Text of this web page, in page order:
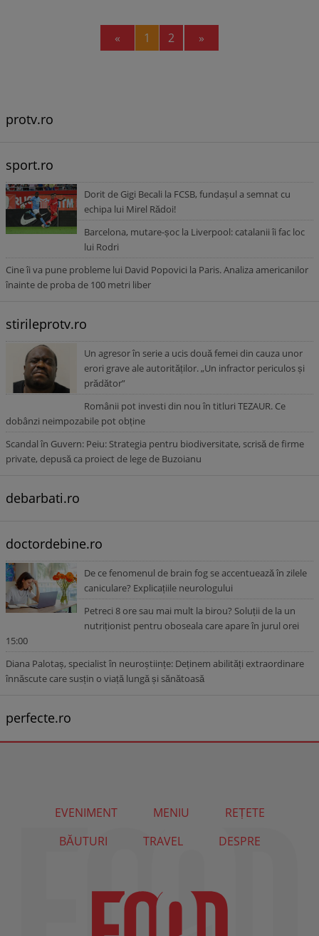
« Previous
1 2 »
protv.ro
sport.ro
Dorit de Gigi Becali la FCSB, fundașul a semnat cu
echipa lui Mirel Rădoi!
Barcelona, mutare-șoc la Liverpool: catalanii îi fac loc
lui Rodri
Cine îi va pune probleme lui David Popovici la Paris. Analiza americanilor
înainte de proba de 100 metri liber
stirileprotv.ro
Un agresor în serie a ucis două femei din cauza unor
erori grave ale autorităților. „Un infractor periculos și
prădător”
Românii pot investi din nou în titluri TEZAUR. Ce
dobânzi neimpozabile pot obține
Scandal în Guvern: Peiu: Strategia pentru biodiversitate, scrisă de firme
private, depusă ca proiect de lege de Buzoianu
debarbati.ro
doctordebine.ro
De ce fenomenul de brain fog se accentuează în zilele
caniculare? Explicațiile neurologului
Petreci 8 ore sau mai mult la birou? Soluții de la un
nutriționist pentru oboseala care apare în jurul orei
15:00
Diana Palotaș, specialist în neuroștiințe: Deținem abilități extraordinare
înnăscute care susțin o viață lungă și sănătoasă
perfecte.ro
EVENIMENT MENIU
REȚETE
BĂUTURI
TRAVEL DESPRE